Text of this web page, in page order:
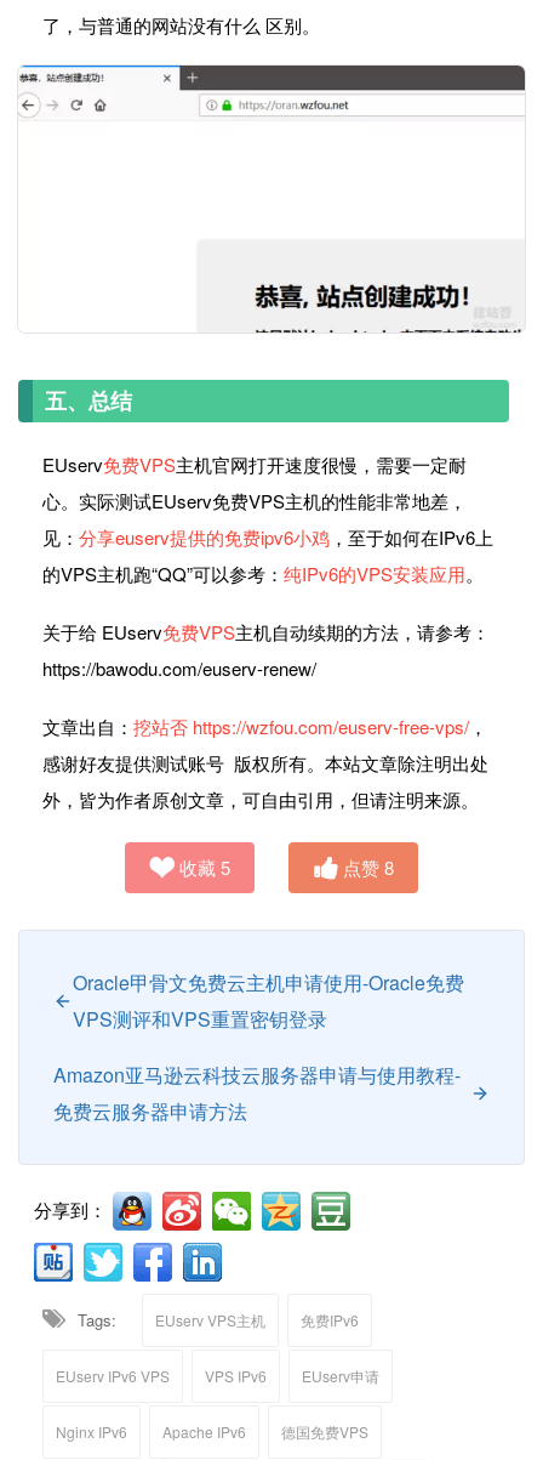
了，与普通的网站没有什么 区别。
五、总结
EUserv免费VPS主机官网打开速度很慢，需要一定耐
心。实际测试EUserv免费VPS主机的性能非常地差，
见： 分享euserv提供的免费ipv6小鸡 ，至于如何在IPv6上
的VPS主机跑“QQ”可以参考： 纯IPv6的VPS安装应用。
关于给 EUserv免费VPS主机自动续期的方法，请参考：
https://bawodu.com/euserv-renew/
文章出自： 挖站否 https://wzfou.com/euserv-free-vps/ ，
感谢好友提供测试账号 版权所有。本站文章除注明出处
外，皆为作者原创文章，可自由引用，但请注明来源。
收藏 5 点赞8
Oracle甲骨文免费云主机申请使用-Oracle免费
VPS测评和VPS重置密钥登录
Amazon亚马逊云科技云服务器申请与使用教程-
免费云服务器申请方法
分享到：
Tags: EUserv VPS主机 免费IPv6
EUserv IPv6 VPS VPS IPv6 EUserv申请
Nginx IPv6 Apache IPv6 德国免费VPS